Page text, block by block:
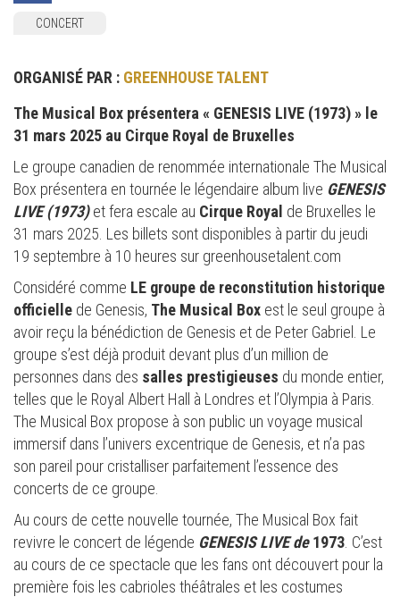
CONCERT
ORGANISÉ PAR : GREENHOUSE TALENT
The Musical Box présentera « GENESIS LIVE (1973) » le
31 mars 2025 au Cirque Royal de Bruxelles
Le groupe canadien de renommée internationale The Musical
Box présentera en tournée le légendaire album live GENESIS
LIVE (1973)et fera escale au Cirque Royal de Bruxelles le
31 mars 2025. Les billets sont disponibles à partir du jeudi
19 septembre à 10 heures sur greenhousetalent.com
Considéré comme LE groupe de reconstitution historique
officielle de Genesis, The Musical Box est le seul groupe à
avoir reçu la bénédiction de Genesis et de Peter Gabriel. Le
groupe s’est déjà produit devant plus d’un million de
personnes dans des salles prestigieuses du monde entier,
telles que le Royal Albert Hall à Londres et l’Olympia à Paris.
The Musical Box propose à son public un voyage musical
immersif dans l’univers excentrique de Genesis, et n’a pas
son pareil pour cristalliser parfaitement l’essence des
concerts de ce groupe.
Au cours de cette nouvelle tournée, The Musical Box fait
revivre le concert de légende GENESIS LIVE de1973 . C’est
au cours de ce spectacle que les fans ont découvert pour la
première fois les cabrioles théâtrales et les costumes